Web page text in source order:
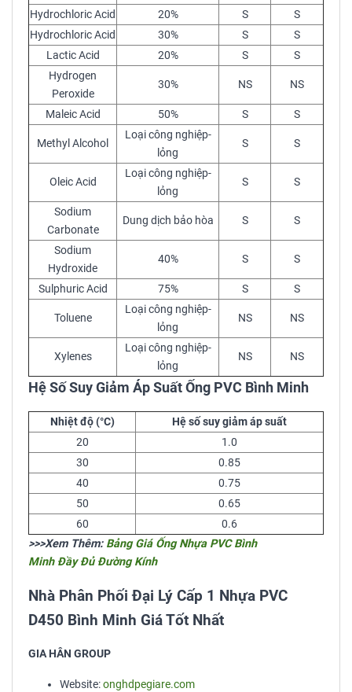
Hydrochloric Acid
20% S
S
Hydrochloric Acid
30% S
S
Lactic Acid
20% S
S
Hydrogen
Peroxide
30% NS NS
Maleic Acid 50% S S
Methyl Alcohol
Loại công nghiệp-
lỏng
S S
Oleic Acid
Loại công nghiệp-
lỏng
S S
Sodium
Carbonate
Dung dịch bảo hòa S S
Sodium
Hydroxide
40% S S
Sulphuric Acid 75% S S
Toluene
Loại công nghiệp-
lỏng
NS NS
Xylenes
Loại công nghiệp-
lỏng
NS NS
Hệ Số Suy Giảm Áp Suất Ống PVC Bình Minh
Nhiệt độ (°C)
Hệ số suy giảm áp suất
20
1.0
30
0.85
40
0.75
50
0.65
60
0.6
>>>Xem Thêm: Bảng Giá Ống Nhựa PVC Bình
Minh Đầy Đủ Đường Kính
Nhà Phân Phối Đại Lý Cấp 1 Nhựa PVC
D450 Bình Minh Giá Tốt Nhất
GIA HÂN GROUP
Website:onghdpegiare.com